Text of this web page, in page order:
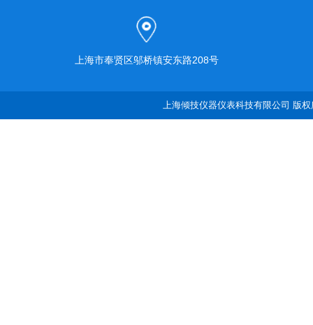
上海市奉贤区邬桥镇安东路208号
上海倾技仪器仪表科技有限公司 版